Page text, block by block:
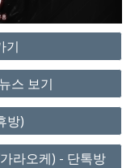
기
스 보기
방)
라오케) - 단톡방